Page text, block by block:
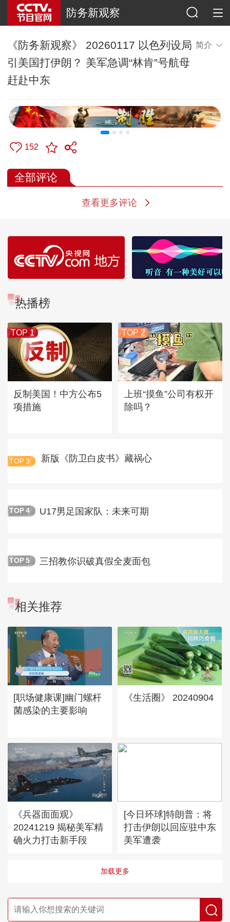
防务新观察
《防务新观察》 20260117 以色列设局
引美国打伊朗？ 美军急调“林肯”号航母
赶赴中东
简介
152
全部评论
查看更多评论
热播榜
TOP 1
反制美国！中方公布5
项措施
TOP 2
上班“摸鱼”公司有权开
除吗？
TOP 3 新版《防卫白皮书》藏祸心
TOP 4 U17男足国家队：未来可期
TOP 5 三招教你识破真假全麦面包
相关推荐
[职场健康课]幽门螺杆
菌感染的主要影响
《生活圈》 20240904
《兵器面面观》
20241219 揭秘美军精
确火力打击新手段
[今日环球]特朗普：将
打击伊朗以回应驻中东
美军遭袭
加载更多